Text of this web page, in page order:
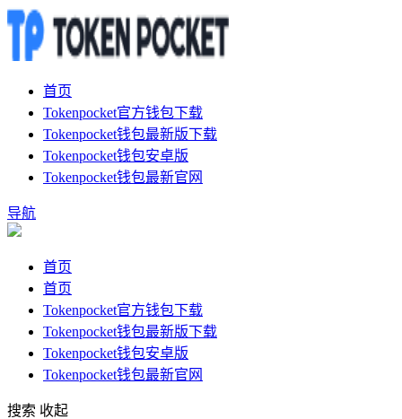
首页
Tokenpocket官方钱包下载
Tokenpocket钱包最新版下载
Tokenpocket钱包安卓版
Tokenpocket钱包最新官网
导航
首页
首页
Tokenpocket官方钱包下载
Tokenpocket钱包最新版下载
Tokenpocket钱包安卓版
Tokenpocket钱包最新官网
搜索 收起